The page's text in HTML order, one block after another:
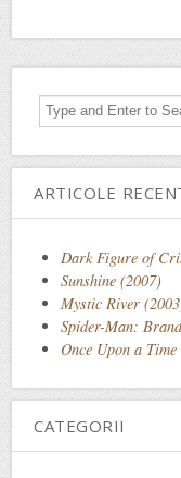
ARTICOLE
Dark Figure of
Sunshine (2007)
Mystic River
Spider-Man:
Once Upon a
CATEGORII